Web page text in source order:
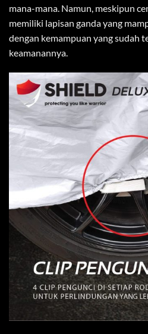
mana-mana. Namun, meskipun
memiliki lapisan ganda yang
dengan kemampuan yang sudah
keamanannya.